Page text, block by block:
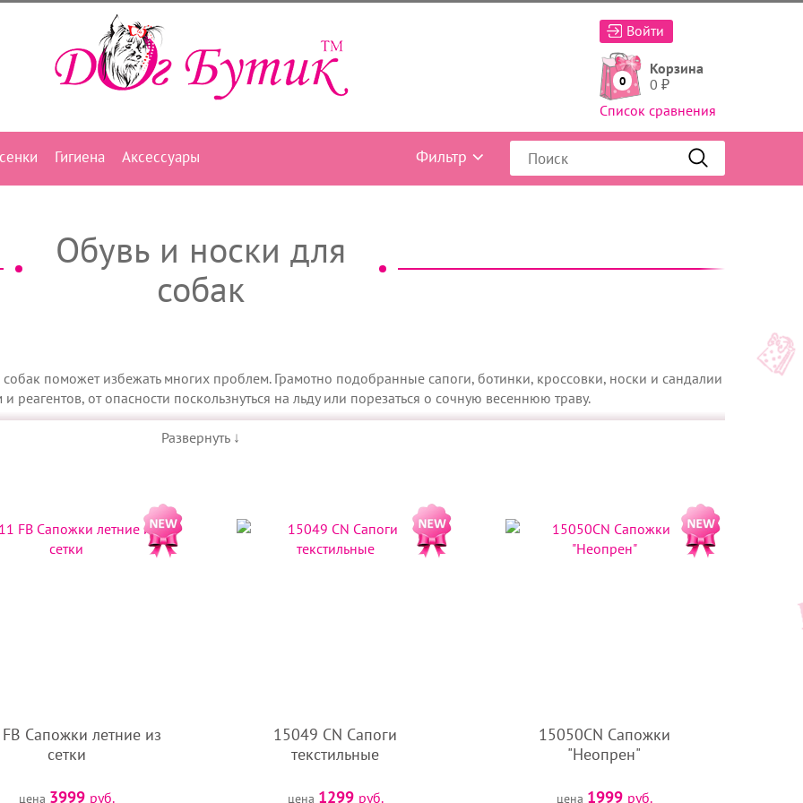
Войти
0
Корзина
0 ₽
Список сравнения
Гигиена Аксессуары Фильтр
Обувь и носки для
собак
поможет избежать многих проблем. Грамотно подобранные сапоги, ботинки, кроссовки, носки и сандалии
реагентов, от опасности поскользнуться на льду или порезаться о сочную весеннюю траву.
купить собачке обувь или носочки на любой сезон, под конкретный образ или повод.
Есть возможность подобрать обувь из натуральных и синтетических материалов с хлопковым, флисовым,
материал не промокает, при этом не парит и в целом комфортен для маленьких лапок.
как подобрать размер собачке, свяжитесь с нашим онлайн-консультантом (техподдержка 24/7 в правом
Развернуть ↓
Сапожки летние из
сетки
цена 3999 руб.
15049 CN Сапоги
текстильные
цена 1299 руб.
15050CN Сапожки
"Неопрен"
цена 1999 руб.